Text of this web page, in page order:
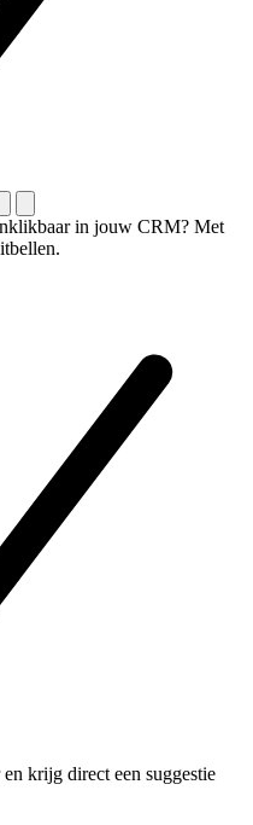
in jouw CRM? Met
krijg direct een suggestie